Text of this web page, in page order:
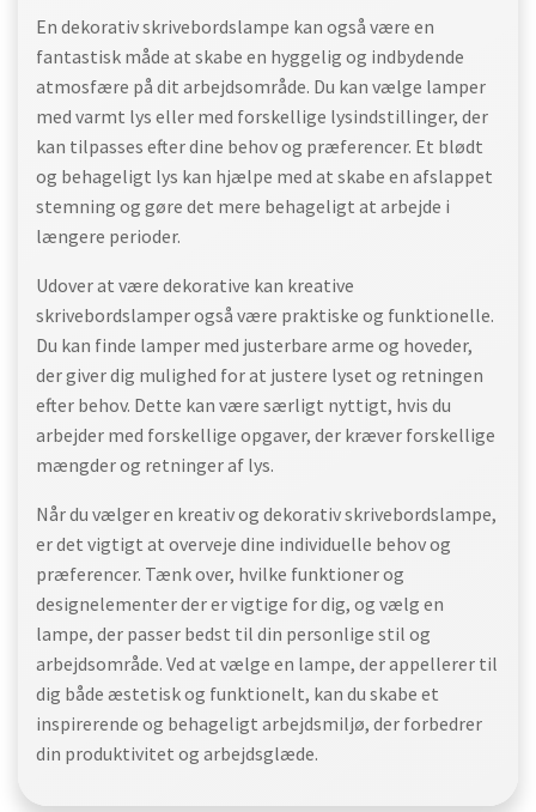
En dekorativ skrivebordslampe kan også være en
fantastisk måde at skabe en hyggelig og indbydende
atmosfære på dit arbejdsområde. Du kan vælge lamper
med varmt lys eller med forskellige lysindstillinger, der
kan tilpasses efter dine behov og præferencer. Et blødt
og behageligt lys kan hjælpe med at skabe en afslappet
stemning og gøre det mere behageligt at arbejde i
længere perioder.
Udover at være dekorative kan kreative
skrivebordslamper også være praktiske og funktionelle.
Du kan finde lamper med justerbare arme og hoveder,
der giver dig mulighed for at justere lyset og retningen
efter behov. Dette kan være særligt nyttigt, hvis du
arbejder med forskellige opgaver, der kræver forskellige
mængder og retninger af lys.
Når du vælger en kreativ og dekorativ skrivebordslampe,
er det vigtigt at overveje dine individuelle behov og
præferencer. Tænk over, hvilke funktioner og
designelementer der er vigtige for dig, og vælg en
lampe, der passer bedst til din personlige stil og
arbejdsområde. Ved at vælge en lampe, der appellerer til
dig både æstetisk og funktionelt, kan du skabe et
inspirerende og behageligt arbejdsmiljø, der forbedrer
din produktivitet og arbejdsglæde.